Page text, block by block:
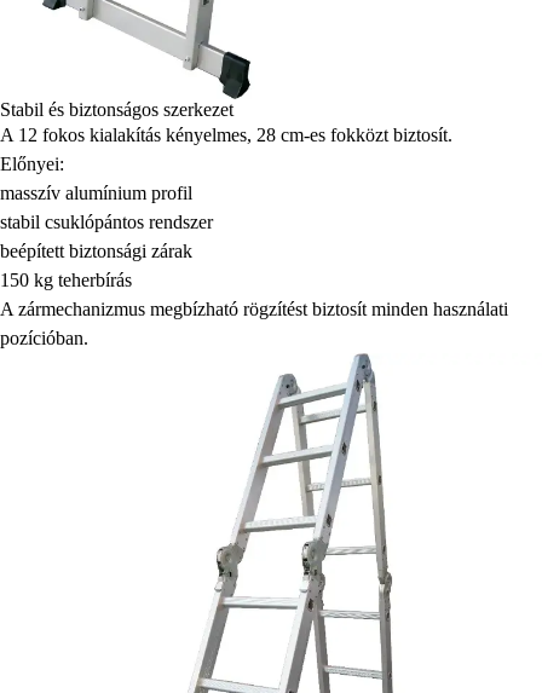
Stabil és biztonságos szerkezet
A 12 fokos kialakítás kényelmes, 28 cm-es fokközt biztosít.
Előnyei:
masszív alumínium profil
stabil csuklópántos rendszer
beépített biztonsági zárak
150 kg teherbírás
A zármechanizmus megbízható rögzítést biztosít minden használati
pozícióban.